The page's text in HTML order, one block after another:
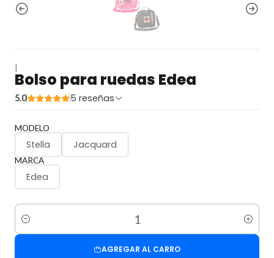
Bolso para ruedas Edea
5.0 5 reseñas
MODELO
Stella Jacquard
MARCA
Edea
Cantidad
AGREGAR AL CARRO